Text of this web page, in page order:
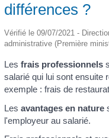
différences ?
Vérifié le 09/07/2021 -
administrative (Première
Lesfrais professionnels
salarié qui lui sont ensuite
exemple : frais de
Lesavantages en nature
l'employeur au salarié.